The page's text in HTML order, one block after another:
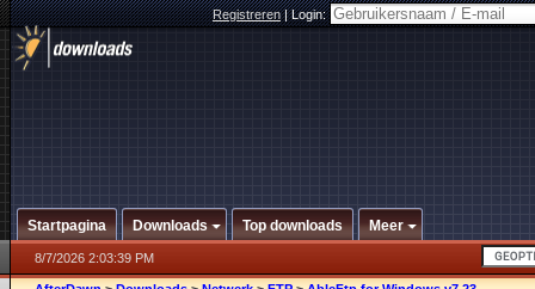
Registreren|Login:
Startpagina Downloads Top downloads Meer
8/7/2026 2:03:39 PM